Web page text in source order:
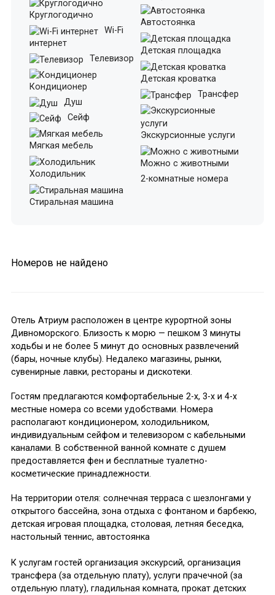
Круглогодично
Wi-Fi
интернет
Телевизор
Кондиционер
Душ
Сейф
Мягкая мебель
Холодильник
Стиральная машина
Автостоянка
Детская площадка
Детская кроватка
Трансфер
Экскурсионные услуги
Можно с животными
2-комнатные номера
Номеров не найдено
Отель Атриум расположен в центре курортной зоны
Дивноморского. Близость к морю — пешком 3 минуты
ходьбы и не более 5 минут до основных развлечений
(бары, ночные клубы). Недалеко магазины, рынки,
сувенирные лавки, рестораны и дискотеки.
Гостям предлагаются комфортабельные 2-х, 3-х и 4-х
местные номера со всеми удобствами. Номера
располагают кондиционером, холодильником,
индивидуальным сейфом и телевизором с кабельными
каналами. В собственной ванной комнате с душем
предоставляется фен и бесплатные туалетно-
косметические принадлежности.
На территории отеля: солнечная терраса с шезлонгами у
открытого бассейна, зона отдыха с фонтаном и барбекю,
детская игровая площадка, столовая, летняя беседка,
настольный теннис, автостоянка
К услугам гостей организация экскурсий, организация
трансфера (за отдельную плату), услуги прачечной (за
отдельную плату), гладильная комната, прокат детских